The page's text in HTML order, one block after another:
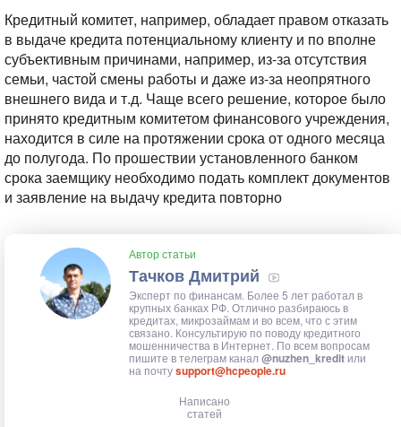
Кредитный комитет, например, обладает правом отказать
в выдаче кредита потенциальному клиенту и по вполне
субъективным причинами, например, из-за отсутствия
семьи, частой смены работы и даже из-за неопрятного
внешнего вида и т.д. Чаще всего решение, которое было
принято кредитным комитетом финансового учреждения,
находится в силе на протяжении срока от одного месяца
до полугода. По прошествии установленного банком
срока заемщику необходимо подать комплект документов
и заявление на выдачу кредита повторно
Автор статьи
Тачков Дмитрий
Эксперт по финансам. Более 5 лет работал в
крупных банках РФ. Отлично разбираюсь в
кредитах, микрозаймам и во всем, что с этим
связано. Консультирую по поводу кредитного
мошенничества в Интернет. По всем вопросам
пишите в телеграм канал @nuzhen_kredit или
на почтуsupport@hcpeople.ru
Написано
статей